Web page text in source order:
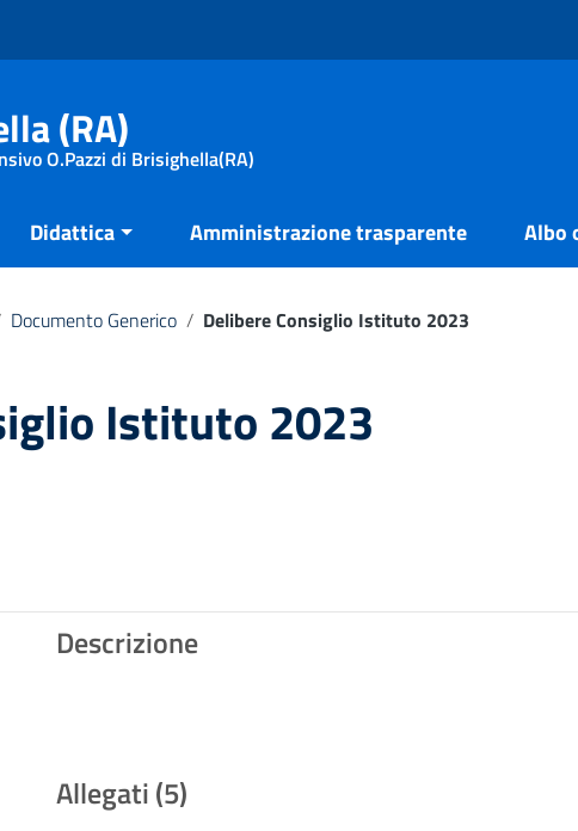
(RA)
O.Pazzi di Brisighella(RA)
Didattica Amministrazione trasparente Albo
Documento Generico / Delibere Consiglio Istituto 2023
Istituto 2023
Descrizione
Allegati (5)